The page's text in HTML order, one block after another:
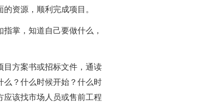
资源，顺利完成项目。
掌，知道自己要做什么，
目方案书或招标文件，通读
么？什么时候开始？什么时
应该找市场人员或售前工程